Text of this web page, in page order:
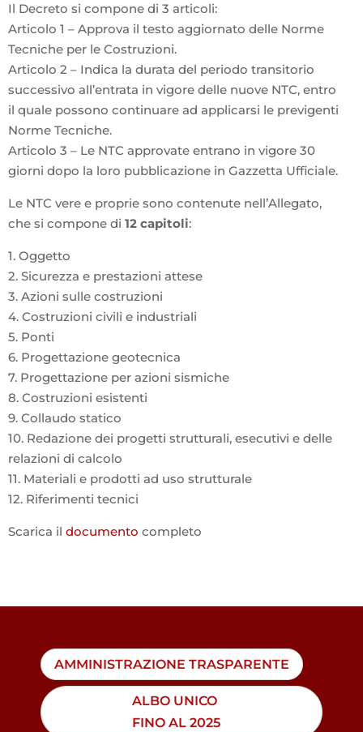
Il Decreto si compone di 3 articoli:
Articolo 1 – Approva il testo aggiornato delle Norme
Tecniche per le Costruzioni.
Articolo 2 – Indica la durata del periodo transitorio
successivo all’entrata in vigore delle nuove NTC, entro
il quale possono continuare ad applicarsi le previgenti
Norme Tecniche.
Articolo 3 – Le NTC approvate entrano in vigore 30
giorni dopo la loro pubblicazione in Gazzetta Ufficiale.
Le NTC vere e proprie sono contenute nell’Allegato,
che si compone di12 capitoli:
1. Oggetto
2. Sicurezza e prestazioni attese
3. Azioni sulle costruzioni
4. Costruzioni civili e industriali
5. Ponti
6. Progettazione geotecnica
7. Progettazione per azioni sismiche
8. Costruzioni esistenti
9. Collaudo statico
10. Redazione dei progetti strutturali, esecutivi e delle
relazioni di calcolo
11. Materiali e prodotti ad uso strutturale
12. Riferimenti tecnici
Scarica ildocumento completo
AMMINISTRAZIONE TRASPARENTE
ALBO UNICO
FINO AL 2025